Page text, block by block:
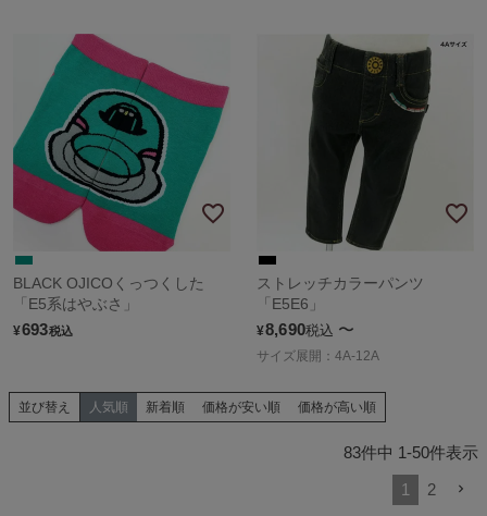
BLACK OJICOくっつくした
「E5系はやぶさ」
¥693税込
ストレッチカラーパンツ
「E5E6」
¥8,690税込 〜
サイズ展開：4A-12A
並び替え 人気順 新着順 価格が安い順 価格が高い順
83件中 1-50件表示
1
2